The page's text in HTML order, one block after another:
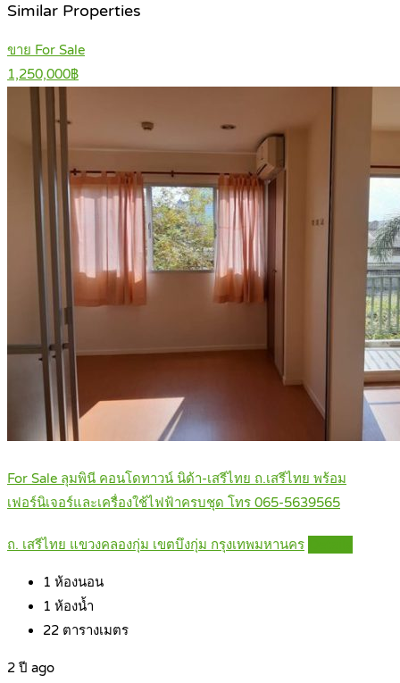
Similar Properties
ขาย For Sale
1,250,000฿
For Sale ลุมพินี คอนโดทาวน์ นิด้า-เสรีไทย ถ.เสรีไทย พร้อม
เฟอร์นิเจอร์และเครื่องใช้ไฟฟ้าครบชุด โทร 065-5639565
ถ. เสรีไทย แขวงคลองกุ่ม เขตบึงกุ่ม กรุงเทพมหานคร
1 ห้องนอน
1 ห้องน้ำ
22 ตารางเมตร
2 ปี ago